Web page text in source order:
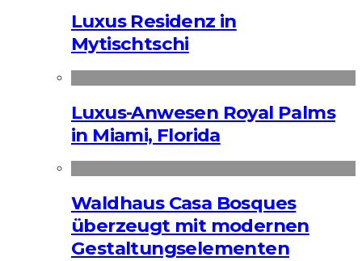
Luxus Residenz in
Mytischtschi
Luxus-Anwesen Royal Palms
in Miami, Florida
Waldhaus Casa Bosques
überzeugt mit modernen
Gestaltungselementen